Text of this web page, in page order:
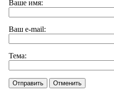
Ваше имя:
Ваш e-mail:
Тема:
Отправить Отменить